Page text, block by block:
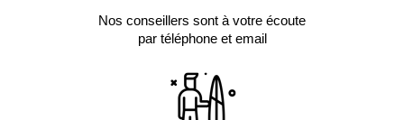
Nos conseillers sont à votre écoute
par téléphone et email